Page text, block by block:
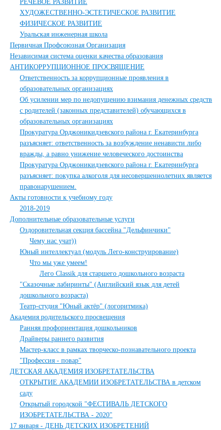
РЕЧЕВОЕ РАЗВИТИЕ
ХУДОЖЕСТВЕННО-ЭСТЕТИЧЕСКОЕ РАЗВИТИЕ
ФИЗИЧЕСКОЕ РАЗВИТИЕ
Уральская инженерная школа
Первичная Профсоюзная Организация
Независимая система оценки качества образования
АНТИКОРРУПЦИОННОЕ ПРОСВЯЩЕНИЕ
Ответственность за коррупционные проявления в
образовательных организациях
Об усилении мер по недопущению взимания денежных средств
с родителей (законных представителей) обучающихся в
образовательных организациях
Прокуратура Орджоникидзевского района г. Екатеринбурга
разъясняет: ответственность за возбуждение ненависти либо
вражды, а равно унижение человеческого достоинства
Прокуратура Орджоникидзевского района г. Екатеринбурга
разъясняет: покупка алкоголя для несовершеннолетних является
правонарушением.
Акты готовности к учебному году
2018-2019
Дополнительные образовательные услуги
Оздоровительная секция бассейна "Дельфинчики"
Чему нас учат))
Юный интеллектуал (модуль Лего-конструирование)
Что мы уже умеем!
Лего Classik для старшего дошкольного возраста
"Сказочные лабиринты" (Английский язык для детей
дошкольного возраста)
Театр-студия "Юный актёр" (логоритмика)
Академия родительского просвещения
Ранняя профориентация дошкольников
Драйверы раннего развития
Мастер-класс в рамках творческо-познавательного проекта
"Профессия - повар"
ДЕТСКАЯ АКАДЕМИЯ ИЗОБРЕТАТЕЛЬСТВА
ОТКРЫТИЕ АКАДЕМИИ ИЗОБРЕТАТЕЛЬСТВА в детском
саду
Открытый городской "ФЕСТИВАЛЬ ДЕТСКОГО
ИЗОБРЕТАТЕЛЬСТВА - 2020"
17 января - ДЕНЬ ДЕТСКИХ ИЗОБРЕТЕНИЙ